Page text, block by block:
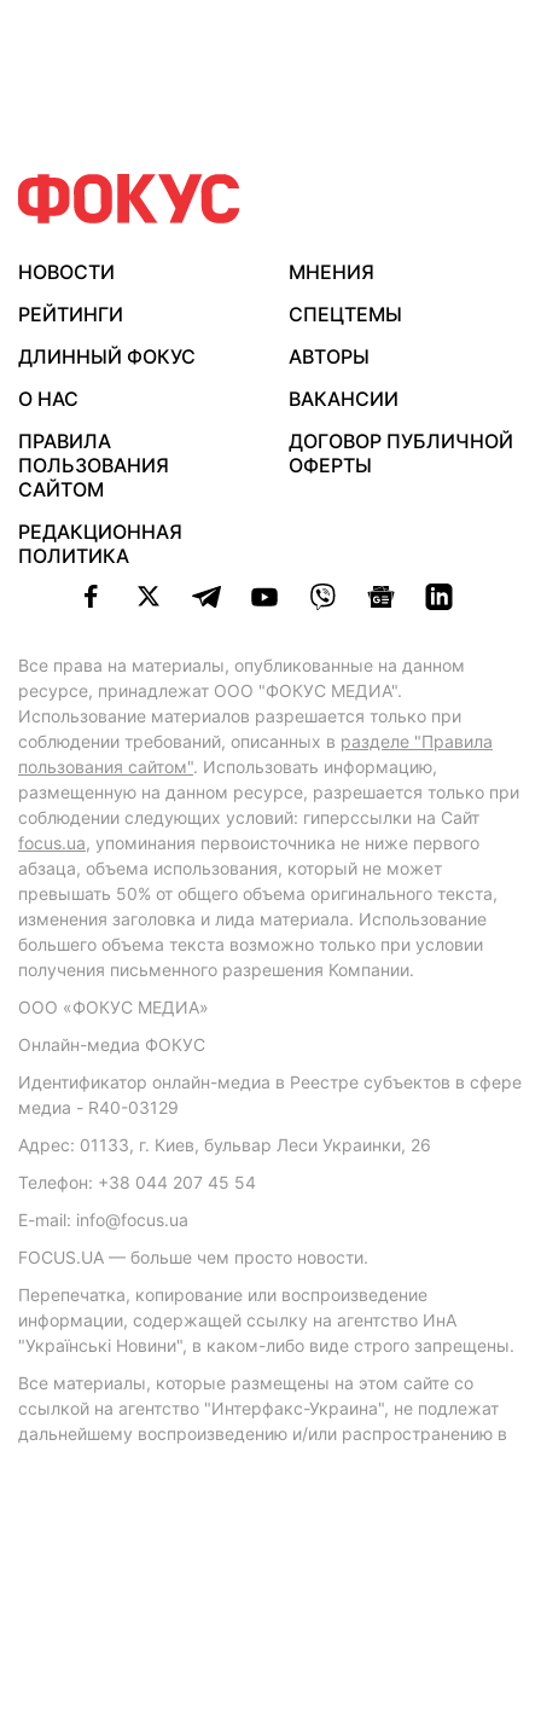
НОВОСТИ
МНЕНИЯ
РЕЙТИНГИ
СПЕЦТЕМЫ
ДЛИННЫЙ ФОКУС
АВТОРЫ
О НАС
ВАКАНСИИ
ПРАВИЛА
ПОЛЬЗОВАНИЯ
САЙТОМ
ДОГОВОР ПУБЛИЧНОЙ
ОФЕРТЫ
РЕДАКЦИОННАЯ
ПОЛИТИКА
Все права на материалы, опубликованные на данном
ресурсе, принадлежат ООО "ФОКУС МЕДИА".
Использование материалов разрешается только при
соблюдении требований, описанных в разделе "Правила
пользования сайтом". Использовать информацию,
размещенную на данном ресурсе, разрешается только при
соблюдении следующих условий: гиперссылки на Сайт
focus.ua, упоминания первоисточника не ниже первого
абзаца, объема использования, который не может
превышать 50% от общего объема оригинального текста,
изменения заголовка и лида материала. Использование
большего объема текста возможно только при условии
получения письменного разрешения Компании.
ООО «ФОКУС МЕДИА»
Онлайн-медиа ФОКУС
Идентификатор онлайн-медиа в Реестре субъектов в сфере
медиа - R40-03129
Адрес: 01133, г. Киев, бульвар Леси Украинки, 26
Телефон: +38 044 207 45 54
E-mail: info@focus.ua
FOCUS.UA — больше чем просто новости.
Перепечатка, копирование или воспроизведение
информации, содержащей ссылку на агентство ИнА
"Українські Новини", в каком-либо виде строго запрещены.
Все материалы, которые размещены на этом сайте со
ссылкой на агентство "Интерфакс-Украина", не подлежат
дальнейшему воспроизведению и/или распространению в